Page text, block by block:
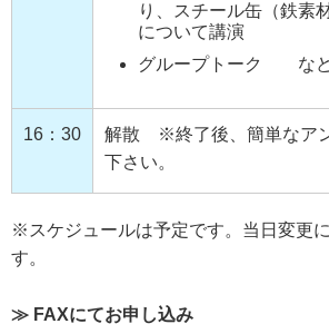
り、スチール缶（鉄素
について講演
グループトーク な
16：30
解散 ※終了後、簡単なア
下さい。
※スケジュールは予定です。当日変更
す。
≫ FAXにてお申し込み